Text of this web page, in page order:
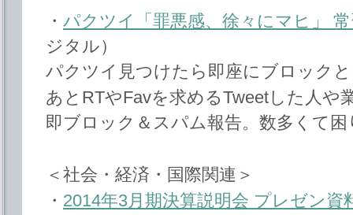
・ パクツイ「罪悪感、徐々にマヒ」
ジタル）
パクツイ見つけたら即座にブロック
あとRTやFavを求めるTweetした人や
即ブロック＆スパム報告。数多くて
＜社会・経済・国際関連＞
・ 2014年3月期決算説明会 プレゼン資